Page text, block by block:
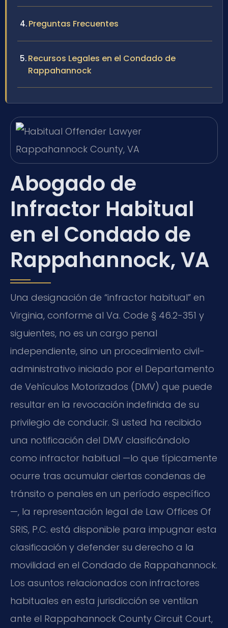
Preguntas Frecuentes
Recursos Legales en el Condado de
Rappahannock
Abogado de
Infractor Habitual
en el Condado de
Rappahannock, VA
Una designación de “infractor habitual” en
Virginia, conforme al Va. Code § 46.2-351 y
siguientes, no es un cargo penal
independiente, sino un procedimiento civil-
administrativo iniciado por el Departamento
de Vehículos Motorizados (DMV) que puede
resultar en la revocación indefinida de su
privilegio de conducir. Si usted ha recibido
una notificación del DMV clasificándolo
como infractor habitual —lo que típicamente
ocurre tras acumular ciertas condenas de
tránsito o penales en un período específico
—, la representación legal de Law Offices Of
SRIS, P.C. está disponible para impugnar esta
clasificación y defender su derecho a la
movilidad en el Condado de Rappahannock.
Los asuntos relacionados con infractores
habituales en esta jurisdicción se ventilan
ante el Rappahannock County Circuit Court,